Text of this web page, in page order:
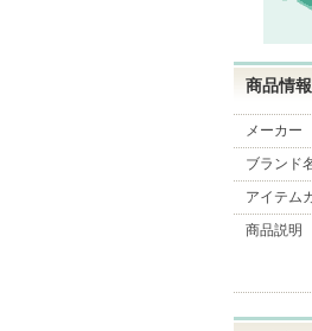
商品情
メーカー
ブランド
アイテム
商品説明